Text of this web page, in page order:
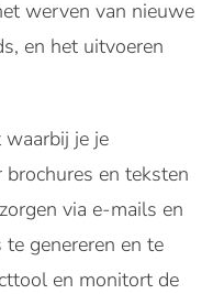
werven van nieuwe
en het uitvoeren
waarbij je je
en teksten
via e-mails en
genereren en te
en monitort de